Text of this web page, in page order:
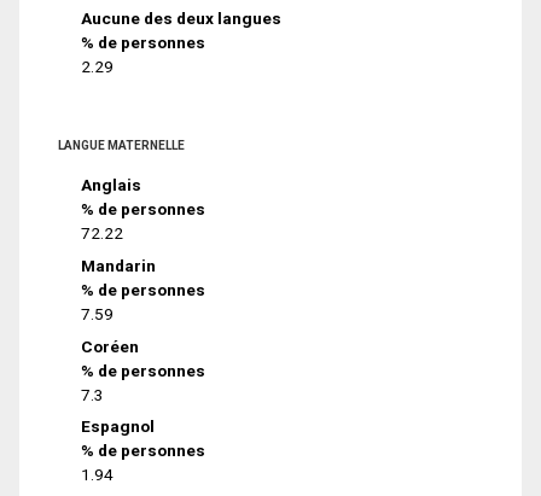
Aucune des deux langues
% de personnes
2.29
LANGUE MATERNELLE
Anglais
% de personnes
72.22
Mandarin
% de personnes
7.59
Coréen
% de personnes
7.3
Espagnol
% de personnes
1.94